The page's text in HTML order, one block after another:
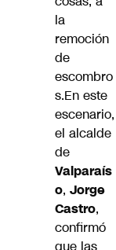
la
remoción
de
escombro
s.En este
escenario,
el alcalde
de
Valparaís
o, Jorge
Castro,
confirmó
que las